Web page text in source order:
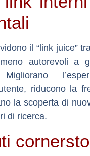
il “link juice”
autorevoli a
riducono la
la scoperta di
di ricerca.